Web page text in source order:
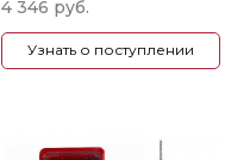
4 346 руб.
Узнать о поступлении